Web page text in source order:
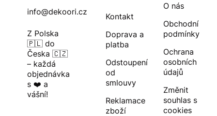
info@dekoori.cz
Z Polska
🇵🇱 do
Česka 🇨🇿
– každá
objednávka
s ❤️ a
vášní!
Kontakt
Doprava a
platba
Odstoupení
od
smlouvy
Reklamace
zboží
O nás
Obchodní
podmínky
Ochrana
osobních
údajů
Změnit
souhlas s
cookies